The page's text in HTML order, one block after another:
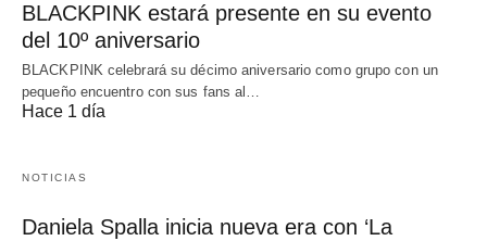
BLACKPINK estará presente en su evento
del 10º aniversario
BLACKPINK celebrará su décimo aniversario como grupo con un
pequeño encuentro con sus fans al…
Hace 1 día
NOTICIAS
Daniela Spalla inicia nueva era con ‘La